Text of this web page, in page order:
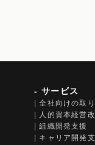
- サービス
| 全社向けの取
| 人的資本経営
| 組織開発支援
| キャリア開発